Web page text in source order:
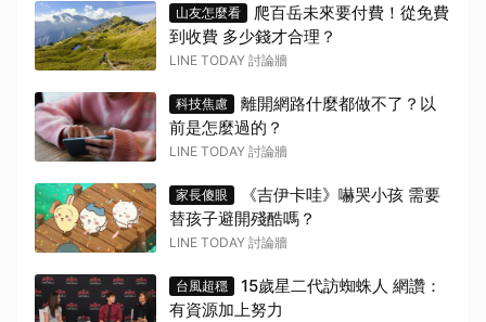
山友怎麼看
爬百岳未來要付費！從免費
到收費 多少錢才合理？
LINE TODAY 討論牆
科技焦慮
離開網路什麼都做不了？以
前是怎麼過的？
LINE TODAY 討論牆
家長傻眼
《吉伊卡哇》嚇哭小孩 需要
替孩子避開殘酷嗎？
LINE TODAY 討論牆
台風超穩
15歲星二代訪蜘蛛人 網讚：
有資源加上努力
取消